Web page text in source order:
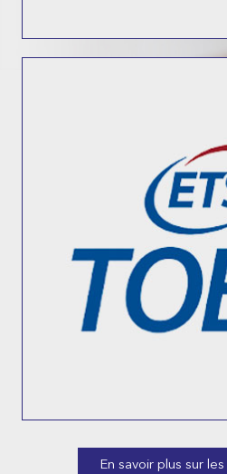
En savoir plus sur